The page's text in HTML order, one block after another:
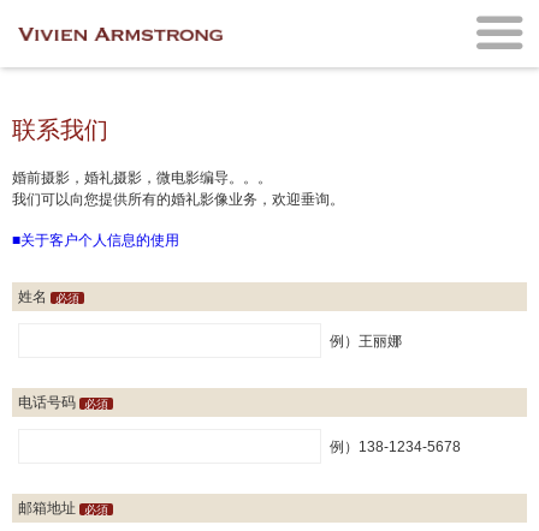
联系我们
婚前摄影，婚礼摄影，微电影编导。。。
我们可以向您提供所有的婚礼影像业务，欢迎垂询。
■关于客户个人信息的使用
姓名 必須
例）王丽娜
电话号码 必須
例）138-1234-5678
邮箱地址 必須